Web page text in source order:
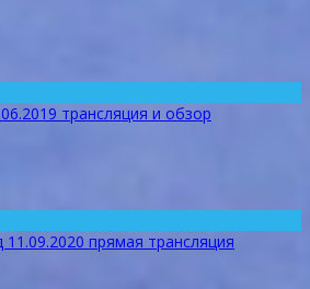
трансляция и обзор
прямая трансляция